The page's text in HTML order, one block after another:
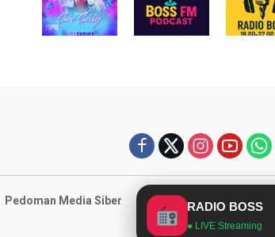
Pedoman Media Siber
RADIO BOSS
● LIVE Streaming